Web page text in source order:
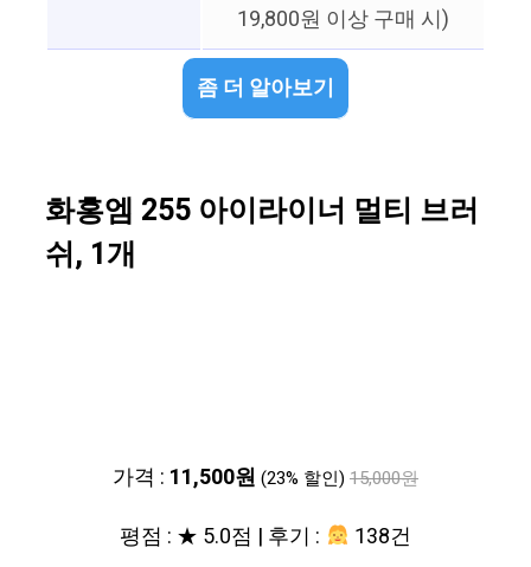
19,800원 이상 구매 시)
좀 더 알아보기
화홍엠 255 아이라이너 멀티 브러
쉬, 1개
가격 : 11,500원 (23% 할인) 15,000원
평점 : ★ 5.0점 | 후기 : 138건